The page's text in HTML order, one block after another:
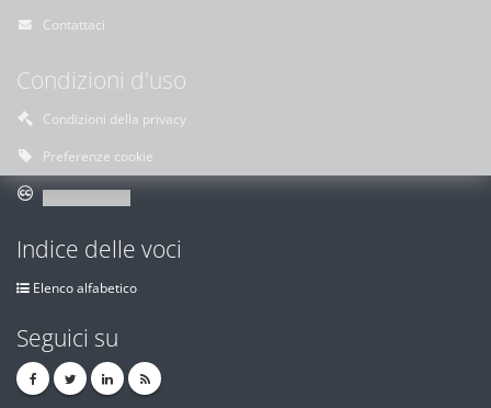
Contattaci
Condizioni d'uso
Condizioni della privacy
Preferenze cookie
Indice delle voci
Elenco alfabetico
Seguici su